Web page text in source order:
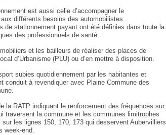
est aussi celle d’accompagner le
différents besoins des automobilistes.
de stationnement payant ont été définies dans toute la
des professionnels de santé.
et les bailleurs de réaliser des places de
d’Urbanisme (PLU) ou d’en mettre à disposition.
subies quotidiennement par les habitantes et
conduit à revendiquer avec Plaine Commune des
la RATP indiquant le renforcement des fréquences sur
traversent la commune et les communes limitrophes
les lignes 150, 170, 173 qui desservent Aubervilliers
week-end.